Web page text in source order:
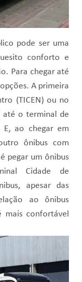
pode ser uma
conforto e
Para chegar até
A primeira
(TICEN) ou no
até o terminal de
E, ao chegar em
ônibus com
pegar um ônibus
Cidade de
apesar das
ao ônibus
confortável